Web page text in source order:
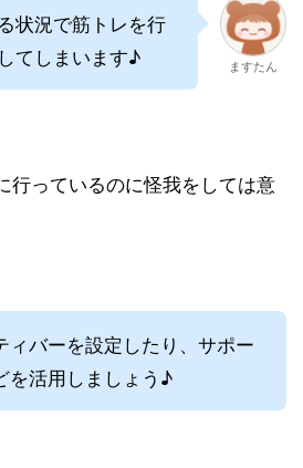
状況で筋トレを行
てしまいます♪
ますたん
行っているのに怪我をしては意
ィバーを設定したり、サポー
を活用しましょう♪